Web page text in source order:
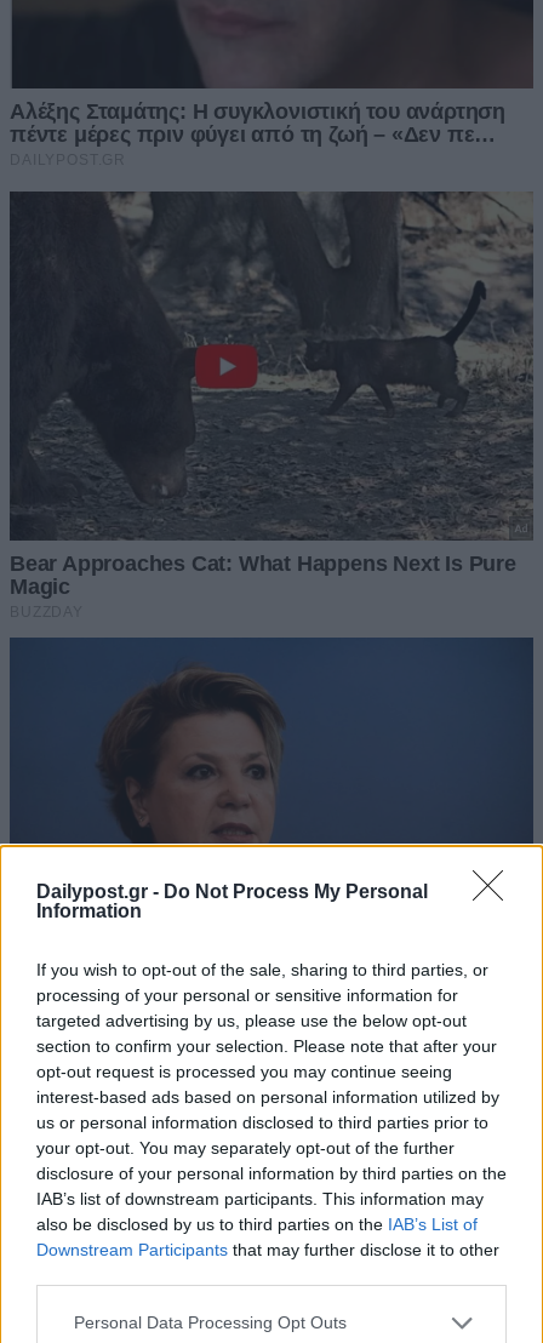
Dailypost.gr - Do Not Process My Personal
Information
If you wish to opt-out of the sale, sharing to third parties, or
processing of your personal or sensitive information for
targeted advertising by us, please use the below opt-out
section to confirm your selection. Please note that after your
opt-out request is processed you may continue seeing
interest-based ads based on personal information utilized by
us or personal information disclosed to third parties prior to
your opt-out. You may separately opt-out of the further
disclosure of your personal information by third parties on the
IAB’s list of downstream participants. This information may
also be disclosed by us to third parties on the IAB’s List of
Downstream Participants that may further disclose it to other
Personal Data Processing Opt Outs